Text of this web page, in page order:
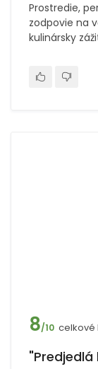
Prostredie,
zodpovie na
kulinársky
8/10 celkové
"Predjedlá